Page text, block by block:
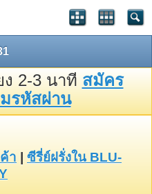
2-3 นาที สมัคร
รหัสผ่าน
า
ซีรี่ย์ฝรั่งใน BLU-